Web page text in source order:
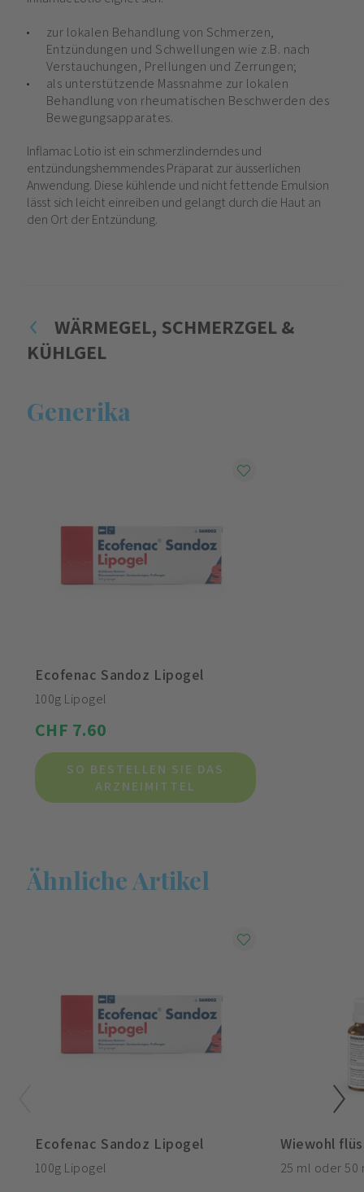
zur lokalen Behandlung von Schmerzen,
Entzündungen und Schwellungen wie z.B. nach
Verstauchungen, Prellungen und Zerrungen;
als unterstützende Massnahme zur lokalen
Behandlung von rheumatischen Beschwerden des
Bewegungsapparates.
Inflamac Lotio ist ein schmerzlinderndes und
entzündungshemmendes Präparat zur äusserlichen
Anwendung. Diese kühlende und nicht fettende Emulsion
lässt sich leicht einreiben und gelangt durch die Haut an
den Ort der Entzündung.
WÄRMEGEL, SCHMERZGEL &
KÜHLGEL
Generika
Ecofenac Sandoz Lipogel
100g Lipogel
CHF 7.60
SO BESTELLEN SIE DAS
ARZNEIMITTEL
Ähnliche Artikel
Ecofenac Sandoz Lipogel
100g Lipogel
Wiewohl
25 ml oder 50